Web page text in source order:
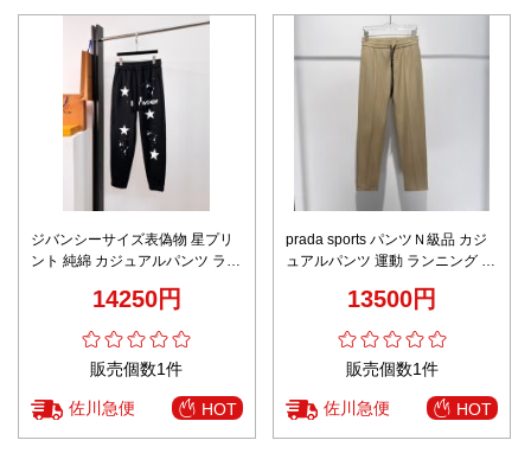
ジバンシーサイズ表偽物 星プリ
ント 純綿 カジュアルパンツ ラン
14250円
販売個数1件
佐川急便 HOT
prada sports パンツＮ級品 カジ
ュアルパンツ 運動 ランニング ロ
13500円
販売個数1件
佐川急便 HOT